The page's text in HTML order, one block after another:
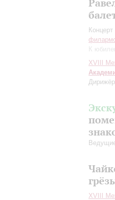
К
XVIII
XVIII